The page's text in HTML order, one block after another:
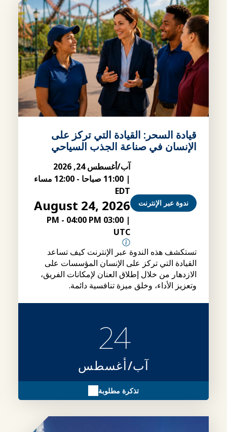
قيادة السحر: القيادة التي تركز على
الإنسان في صناعة الجذب السياحي
ندوة عبر الإنترنت
آب/أغسطس 24, 2026
| 11:00 صباحا -
12:00 مساء
EDT
August 24, 2026
|
03:00 PM
- 04:00 PM
UTC
تستكشف هذه الندوة عبر الإنترنت كيف تساعد
القيادة التي تركز على الإنسان المؤسسات على
الازدهار من خلال إطلاق العنان لإمكانات الفريق،
وتعزيز الأداء، وخلق ميزة تنافسية دائمة.
24
آب/أغسطس
تذكرة مطلوبة